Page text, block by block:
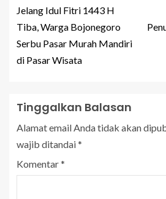
Jelang Idul Fitri 1443 H
Tiba, Warga Bojonegoro
Serbu Pasar Murah Mandiri
di Pasar Wisata
Tinggalkan Balasan
Alamat email Anda tidak akan
wajib ditandai*
Komentar*